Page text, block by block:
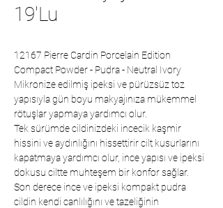
19'Lu
12167 Pierre Cardin Porcelain Edition
Compact Powder - Pudra - Neutral Ivory
Mikronize edilmiş ipeksi ve pürüzsüz toz
yapısıyla gün boyu makyajınıza mükemmel
rötuşlar yapmaya yardımcı olur.
Tek sürümde cildinizdeki incecik kaşmir
hissini ve aydınlığını hissettirir cilt kusurlarını
kapatmaya yardımcı olur, ince yapısı ve ipeksi
dokusu ciltte muhteşem bir konfor sağlar.
Son derece ince ve ipeksi kompakt pudra
cildin kendi canlılığını ve tazeliğinin